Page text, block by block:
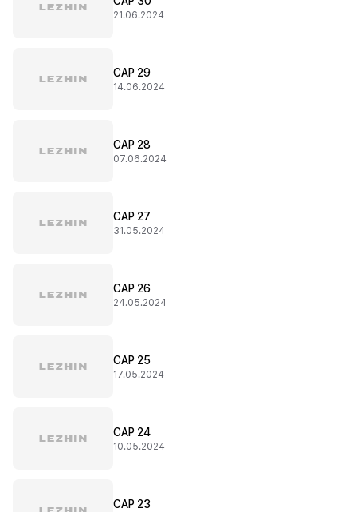
21.06.2024
CAP 29
14.06.2024
CAP 28
07.06.2024
CAP 27
31.05.2024
CAP 26
24.05.2024
CAP 25
17.05.2024
CAP 24
10.05.2024
CAP 23